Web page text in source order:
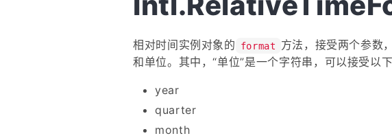
相对时间实例对象的 format
方法，接受两个参数
和单位。其中，“单位”是一个字符串，可以接受以下
year
quarter
month